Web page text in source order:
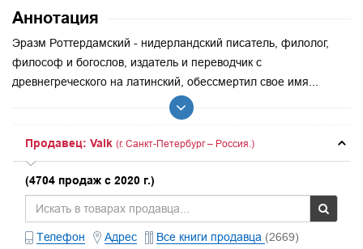
Аннотация
Эразм Роттердамский - нидерландский писатель, филолог,
философ и богослов, издатель и переводчик с
древнегреческого на латинский, обессмертил свое имя...
Продавец: Valk (г. Санкт-Петербург – Россия.)
(4704 продаж с 2020 г.)
Телефон Адрес Все книги продавца (2669)